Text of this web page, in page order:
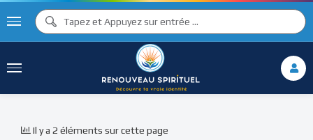
Il y a 2 éléments sur cette page